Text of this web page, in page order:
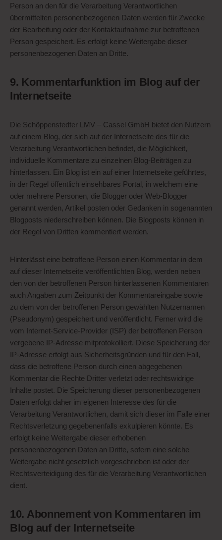
Person an den für die Verarbeitung Verantwortlichen
übermittelten personenbezogenen Daten werden für Zwecke
der Bearbeitung oder der Kontaktaufnahme zur betroffenen
Person gespeichert. Es erfolgt keine Weitergabe dieser
personenbezogenen Daten an Dritte.
9. Kommentarfunktion im Blog auf der
Internetseite
Die Schöppenstedter LMV – Cassel GmbH bietet den Nutzern
auf einem Blog, der sich auf der Internetseite des für die
Verarbeitung Verantwortlichen befindet, die Möglichkeit,
individuelle Kommentare zu einzelnen Blog-Beiträgen zu
hinterlassen. Ein Blog ist ein auf einer Internetseite geführtes,
in der Regel öffentlich einsehbares Portal, in welchem eine
oder mehrere Personen, die Blogger oder Web-Blogger
genannt werden, Artikel posten oder Gedanken in sogenannten
Blogposts niederschreiben können. Die Blogposts können in
der Regel von Dritten kommentiert werden.
Hinterlässt eine betroffene Person einen Kommentar in dem
auf dieser Internetseite veröffentlichten Blog, werden neben
den von der betroffenen Person hinterlassenen Kommentaren
auch Angaben zum Zeitpunkt der Kommentareingabe sowie
zu dem von der betroffenen Person gewählten Nutzernamen
(Pseudonym) gespeichert und veröffentlicht. Ferner wird die
vom Internet-Service-Provider (ISP) der betroffenen Person
vergebene IP-Adresse mitprotokolliert. Diese Speicherung der
IP-Adresse erfolgt aus Sicherheitsgründen und für den Fall,
dass die betroffene Person durch einen abgegebenen
Kommentar die Rechte Dritter verletzt oder rechtswidrige
Inhalte postet. Die Speicherung dieser personenbezogenen
Daten erfolgt daher im eigenen Interesse des für die
Verarbeitung Verantwortlichen, damit sich dieser im Falle einer
Rechtsverletzung gegebenenfalls exkulpieren könnte. Es
erfolgt keine Weitergabe dieser erhobenen
personenbezogenen Daten an Dritte, sofern eine solche
Weitergabe nicht gesetzlich vorgeschrieben ist oder der
Rechtsverteidigung des für die Verarbeitung Verantwortlichen
dient.
10. Abonnement von Kommentaren im
Blog auf der Internetseite